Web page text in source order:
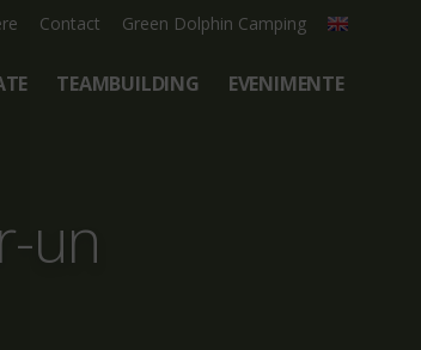
Contact Green Dolphin Camping
TEAMBUILDING EVENIMENTE
un